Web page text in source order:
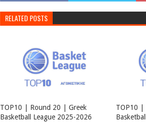
RELATED POSTS
TOP10 | Round 20 | Greek
Basketball League 2025-2026
TOP10 |